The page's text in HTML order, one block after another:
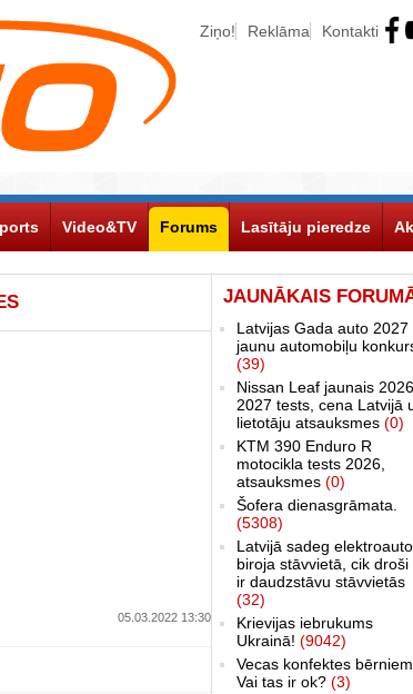
Ziņo! Reklāma Kontakti
Video&TV Forums Lasītāju pieredze
05.03.2022 13:30
JAUNĀKAIS
Latvijas Gada auto 2027
jaunu automobiļu
(39)
Nissan Leaf jaunais
2027 tests, cena Latvijā
lietotāju atsauksmes (0)
KTM 390 Enduro R
motocikla tests 2026,
atsauksmes (0)
Šofera dienasgrāmata.
(5308)
Latvijā sadeg elektroauto
biroja stāvvietā, cik droši
ir daudzstāvu stāvvietās
(32)
Krievijas iebrukums
Ukrainā! (9042)
Vecas konfektes
Vai tas ir ok? (3)